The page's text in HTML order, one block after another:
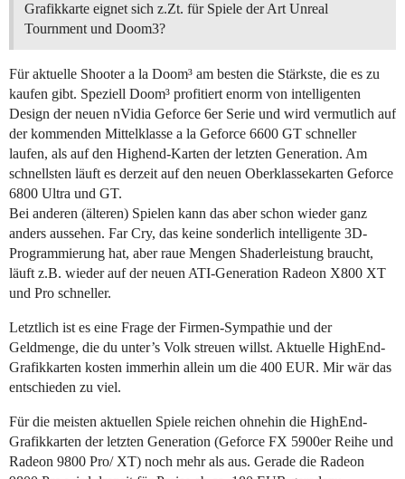
Grafikkarte eignet sich z.Zt. für Spiele der Art Unreal
Tournment und Doom3?
Für aktuelle Shooter a la Doom³ am besten die Stärkste, die es zu
kaufen gibt. Speziell Doom³ profitiert enorm von intelligenten
Design der neuen nVidia Geforce 6er Serie und wird vermutlich auf
der kommenden Mittelklasse a la Geforce 6600 GT schneller
laufen, als auf den Highend-Karten der letzten Generation. Am
schnellsten läuft es derzeit auf den neuen Oberklassekarten Geforce
6800 Ultra und GT.
Bei anderen (älteren) Spielen kann das aber schon wieder ganz
anders aussehen. Far Cry, das keine sonderlich intelligente 3D-
Programmierung hat, aber raue Mengen Shaderleistung braucht,
läuft z.B. wieder auf der neuen ATI-Generation Radeon X800 XT
und Pro schneller.
Letztlich ist es eine Frage der Firmen-Sympathie und der
Geldmenge, die du unter’s Volk streuen willst. Aktuelle HighEnd-
Grafikkarten kosten immerhin allein um die 400 EUR. Mir wär das
entschieden zu viel.
Für die meisten aktuellen Spiele reichen ohnehin die HighEnd-
Grafikkarten der letzten Generation (Geforce FX 5900er Reihe und
Radeon 9800 Pro/ XT) noch mehr als aus. Gerade die Radeon